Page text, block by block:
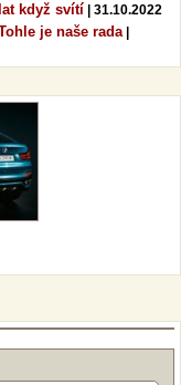
když svítí | 31.10.2022
je naše rada|